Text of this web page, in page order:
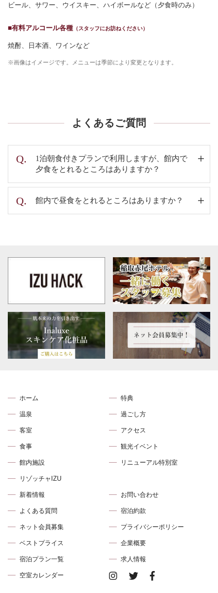
ビール、サワー、ウイスキー、ハイボールなど（夕食時のみ）
■有料アルコール各種 （スタッフにお訪ねください）
焼酎、日本酒、ワインなど
※画像はイメージです。メニューは季節により変更となります。
よくあるご質問
1泊朝食付きプランで利用しますが、館内で
夕食をとれるところはありますか？
稲取赤尾ホテルの館内には夕食をお召し上がりいただ
けるアラカルトのレストランはございません。1泊2食
付のプランでのご利用を検討して頂くか、稲取周辺の
館内で昼食をとれるところはありますか？
お食事処についてはフロントスタッフにお訊ね下さ
ホーム
温泉
客室
食事
館内施設
リゾッチャIZU
特典
過ごし方
アクセス
観光イベント
リニューアル特別室
新着情報
よくある質問
ネット会員募集
ベストプライス
宿泊プラン⼀覧
空室カレンダー
お問い合わせ
宿泊約款
プライバシーポリシー
企業概要
求⼈情報